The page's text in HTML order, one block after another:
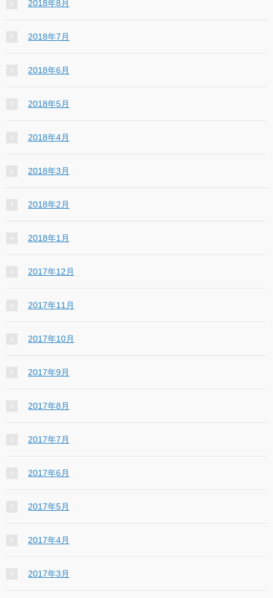
2018年8月
2018年7月
2018年6月
2018年5月
2018年4月
2018年3月
2018年2月
2018年1月
2017年12月
2017年11月
2017年10月
2017年9月
2017年8月
2017年7月
2017年6月
2017年5月
2017年4月
2017年3月